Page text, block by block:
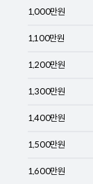
1,000만원
1,100만원
1,200만원
1,300만원
1,400만원
1,500만원
1,600만원